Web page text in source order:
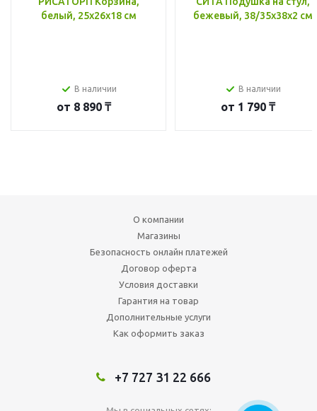
белый, 25x26x18 см
В наличии
от 8 890 ₸
бежевый, 38/35x38x2 см
В наличии
от 1 790 ₸
О компании
Магазины
Безопасность онлайн платежей
Договор оферта
Условия доставки
Гарантия на товар
Дополнительные услуги
Как оформить заказ
+7 727 31 22 666